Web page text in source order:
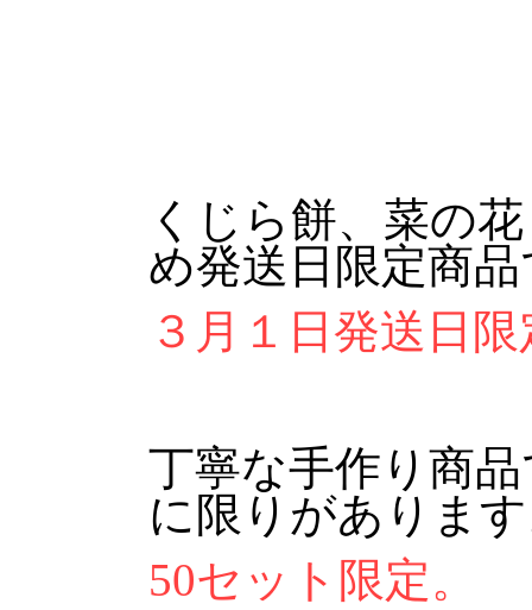
くじら餅、菜の
め発送日限定商
３月１日発送日
丁寧な手作り商
に限りがありま
50セット限定。